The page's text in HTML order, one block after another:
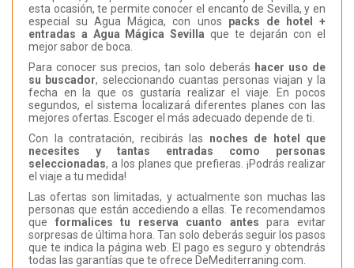
esta ocasión, te permite conocer el encanto de Sevilla, y en
especial su Agua Mágica, con unos packs de hotel +
entradas a Agua Mágica Sevilla que te dejarán con el
mejor sabor de boca.
Para conocer sus precios, tan solo deberás hacer uso de
su buscador, seleccionando cuantas personas viajan y la
fecha en la que os gustaría realizar el viaje. En pocos
segundos, el sistema localizará diferentes planes con las
mejores ofertas. Escoger el más adecuado depende de ti.
Con la contratación, recibirás las noches de hotel que
necesites y tantas entradas como personas
seleccionadas, a los planes que prefieras. ¡Podrás realizar
el viaje a tu medida!
Las ofertas son limitadas, y actualmente son muchas las
personas que están accediendo a ellas. Te recomendamos
que formalices tu reserva cuanto antes para evitar
sorpresas de última hora. Tan solo deberás seguir los pasos
que te indica la página web. El pago es seguro y obtendrás
todas las garantías que te ofrece DeMediterraning.com.